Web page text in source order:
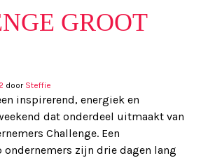
GROOT
door Steffie
inspirerend, energiek en
dat onderdeel uitmaakt van
Challenge. Een
ondernemers zijn drie dagen lang